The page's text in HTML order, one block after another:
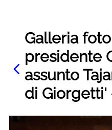
Galleria
presidente
assunto
di Giorgetti'